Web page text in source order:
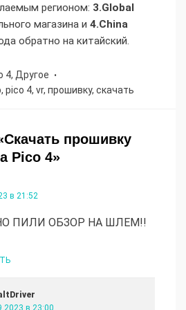
регионом: 3.Global
магазина и 4.China
обратно на китайский.
4, Другое
, pico 4, vr, прошивку, скачать
прошивку
Pico 4»
в 21:52
ПИЛИ ОБЗОР НА ШЛЕМ!!
в 23:00